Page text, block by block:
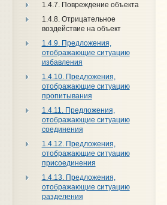
1.4.7. Повреждение объекта
1.4.8. Отрицательное
воздействие на объект
1.4.9. Предложения,
отображающие ситуацию
избавления
1.4.10. Предложения,
отображающие ситуацию
пропитывания
1.4.11. Предложения,
отображающие ситуацию
соединения
1.4.12. Предложения,
отображающие ситуацию
присоединения
1.4.13. Предложения,
отображающие ситуацию
разделения